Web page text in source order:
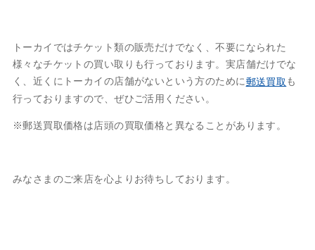
トーカイではチケット類の販売だけでなく、不要になられた
様々なチケットの買い取りも行っております。実店舗だけでな
く、近くにトーカイの店舗がないという方のために郵送買取 も
行っておりますので、ぜひご活用ください。
※郵送買取価格は店頭の買取価格と異なることがあります。
みなさまのご来店を心よりお待ちしております。